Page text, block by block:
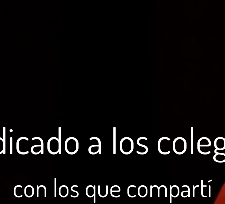
a los
con los que compartí